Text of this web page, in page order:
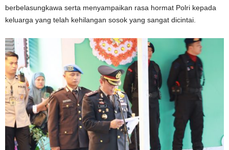
berbelasungkawa serta menyampaikan rasa hormat Polri kepada
keluarga yang telah kehilangan sosok yang sangat dicintai.